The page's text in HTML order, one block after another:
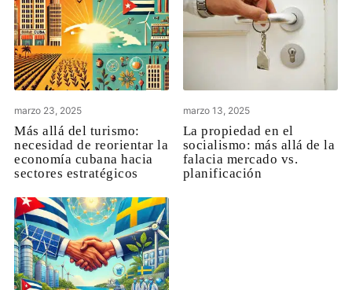
marzo 23, 2025
Más allá del turismo:
necesidad de reorientar la
economía cubana hacia
sectores estratégicos
marzo 13, 2025
La propiedad en el
socialismo: más allá de la
falacia mercado vs.
planificación